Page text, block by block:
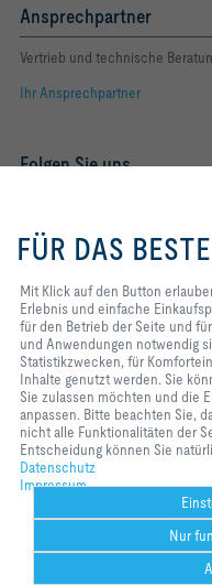
Ansprechpartner
Vertrieb und technische
Ihr Ansprechpartner
Folgen Sie uns
Home Kontakt Impressum
Code of Conduct
Datenschutz
Sie
der
FÜR DAS
Mit Klick auf den Button
Erlebnis und einfache
für den Betrieb der Seite und
und Anwendungen notwendig
Statistikzwecken, für
Inhalte genutzt werden. Sie
Sie zulassen möchten und die
anpassen. Bitte beachten Sie,
nicht alle Funktionalitäten der
Entscheidung können Sie
Datenschutz
Impressum
Nur